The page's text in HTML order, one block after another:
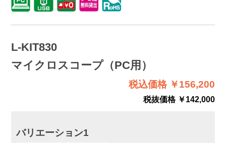
L-KIT830
マイクロスコープ（PC用）
税込価格 ￥156,200
税抜価格 ￥142,000
バリエーション1